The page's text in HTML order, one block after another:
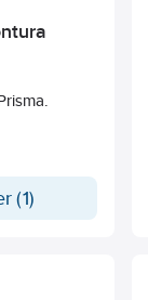
(1)